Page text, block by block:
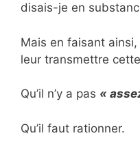
disais-je en
Mais en faisant
leur transmettre
Qu’il n’y a pas «
Qu’il faut rationner.